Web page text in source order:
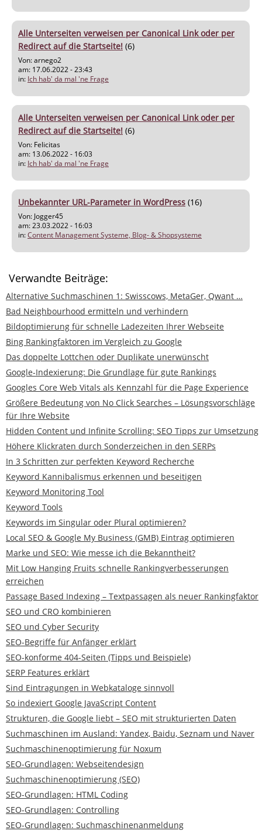
Alle Unterseiten verweisen per Canonical Link oder per
Redirect auf die Startseite! (6)
Von: arnego2
am: 17.06.2022 - 23:43
in: Ich hab' da mal 'ne Frage
Alle Unterseiten verweisen per Canonical Link oder per
Redirect auf die Startseite! (6)
Von: Felicitas
am: 13.06.2022 - 16:03
in: Ich hab' da mal 'ne Frage
Unbekannter URL-Parameter in WordPress (16)
Von: Jogger45
am: 23.03.2022 - 16:03
in:Content Management Systeme, Blog- & Shopsysteme
Verwandte Beiträge:
Alternative Suchmaschinen 1: Swisscows, MetaGer, Qwant …
Bad Neighbourhood ermitteln und verhindern
Bildoptimierung für schnelle Ladezeiten Ihrer Webseite
Bing Rankingfaktoren im Vergleich zu Google
Das doppelte Lottchen oder Duplikate unerwünscht
Google-Indexierung: Die Grundlage für gute Rankings
Googles Core Web Vitals als Kennzahl für die Page Experience
Größere Bedeutung von No Click Searches – Lösungsvorschläge
für Ihre Website
Hidden Content und Infinite Scrolling: SEO Tipps zur Umsetzung
Höhere Klickraten durch Sonderzeichen in den SERPs
In 3 Schritten zur perfekten Keyword Recherche
Keyword Kannibalismus erkennen und beseitigen
Keyword Monitoring Tool
Keyword Tools
Keywords im Singular oder Plural optimieren?
Local SEO & Google My Business (GMB) Eintrag optimieren
Marke und SEO: Wie messe ich die Bekanntheit?
Mit Low Hanging Fruits schnelle Rankingverbesserungen
erreichen
Passage Based Indexing – Textpassagen als neuer Rankingfaktor
SEO und CRO kombinieren
SEO und Cyber Security
SEO-Begriffe für Anfänger erklärt
SEO-konforme 404-Seiten (Tipps und Beispiele)
SERP Features erklärt
Sind Eintragungen in Webkataloge sinnvoll
So indexiert Google JavaScript Content
Strukturen, die Google liebt – SEO mit strukturierten Daten
Suchmaschinen im Ausland: Yandex, Baidu, Seznam und Naver
Suchmaschinenoptimierung für Noxum
SEO-Grundlagen: Webseitendesign
Suchmaschinenoptimierung (SEO)
SEO-Grundlagen: HTML Coding
SEO-Grundlagen: Controlling
SEO-Grundlagen: Suchmaschinenanmeldung